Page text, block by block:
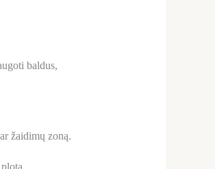
baldus,
žaidimų zoną.